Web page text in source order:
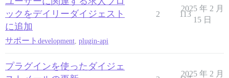
ックをデイリーダイジェスト
に追加
サポート development plugin-api
2 113
2025 年 2 月
15 日
プラグインを使ったダイジェ
2025 年 2 月